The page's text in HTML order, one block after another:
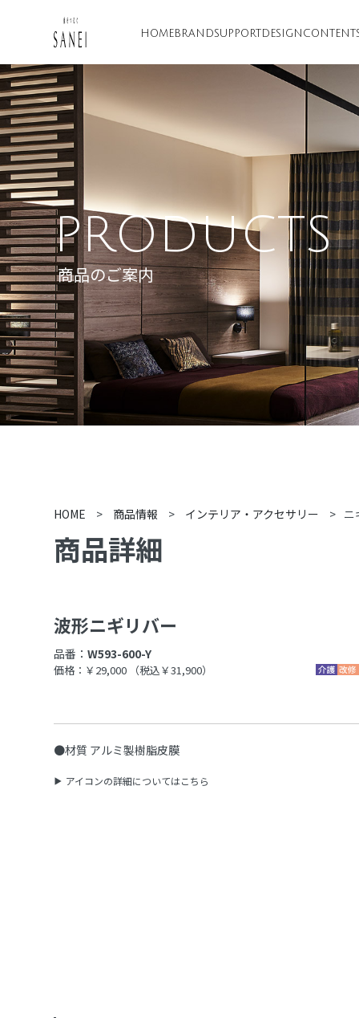
HOME BRANDSUPPORT DESIGN
PRODUCTS
商品のご案内
HOME > 商品情報 > インテリア・アクセサリー > ニ
商品詳細
波形ニギリバー
品番：W593-600-Y
価格：￥29,000 （税込￥31,900）
●材質 アルミ製樹脂皮膜
アイコンの詳細についてはこちら